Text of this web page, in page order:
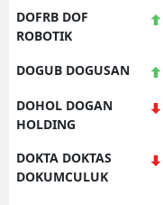
DOFRB DOF
ROBOTIK
DOGUB DOGUSAN
DOHOL DOGAN
HOLDING
DOKTA DOKTAS
DOKUMCULUK